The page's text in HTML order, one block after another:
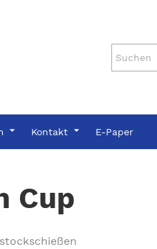
Kontakt E-Paper
Cup